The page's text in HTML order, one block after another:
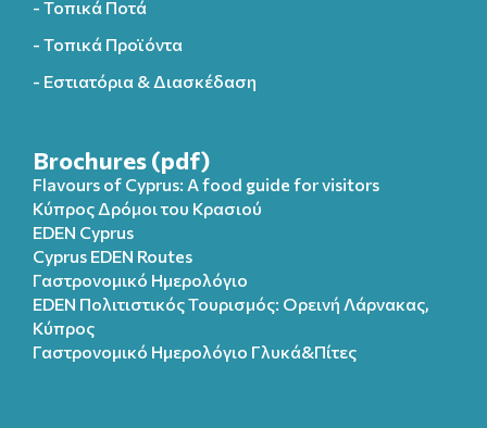
- Τοπικά Ποτά
- Τοπικά Προϊόντα
- Εστιατόρια & Διασκέδαση
Brochures (pdf)
Flavours of Cyprus: A food guide for visitors
Κύπρος Δρόμοι του Κρασιού
EDEN Cyprus
Cyprus EDEN Routes
Γαστρονομικό Ημερολόγιο
EDEN Πολιτιστικός Τουρισμός: Ορεινή Λάρνακας,
Κύπρος
Γαστρονομικό Ημερολόγιo Γλυκά&Πίτες